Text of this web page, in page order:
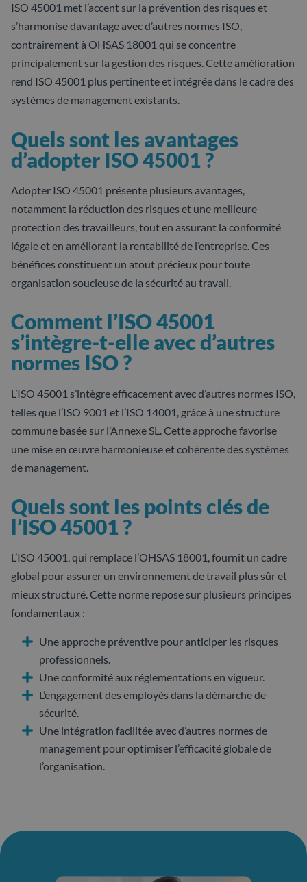
ISO 45001 met l’accent sur la prévention des risques et
s’harmonise davantage avec d’autres normes ISO,
contrairement à OHSAS 18001 qui se concentre
principalement sur la gestion des risques. Cette amélioration
rend ISO 45001 plus pertinente et intégrée dans le cadre des
systèmes de management existants.
Quels sont les avantages
d’adopter ISO 45001 ?
Adopter ISO 45001 présente plusieurs avantages,
notamment la réduction des risques et une meilleure
protection des travailleurs, tout en assurant la conformité
légale et en améliorant la rentabilité de l’entreprise. Ces
bénéfices constituent un atout précieux pour toute
organisation soucieuse de la sécurité au travail.
Comment l’ISO 45001
s’intègre-t-elle avec d’autres
normes ISO ?
L’ISO 45001 s’intègre efficacement avec d’autres normes ISO,
telles que l’ISO 9001 et l’ISO 14001, grâce à une structure
commune basée sur l’Annexe SL. Cette approche favorise
une mise en œuvre harmonieuse et cohérente des systèmes
de management.
Quels sont les points clés de
l’ISO 45001 ?
L’ISO 45001, qui remplace l’OHSAS 18001, fournit un cadre
global pour assurer un environnement de travail plus sûr et
mieux structuré. Cette norme repose sur plusieurs principes
fondamentaux :
Une approche préventive pour anticiper les risques
professionnels.
Une conformité aux réglementations en vigueur.
L’engagement des employés dans la démarche de
sécurité.
Une intégration facilitée avec d’autres normes de
management pour optimiser l’efficacité globale de
l’organisation.